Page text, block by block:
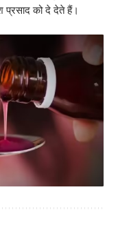
प्रसाद को दे देते हैं।